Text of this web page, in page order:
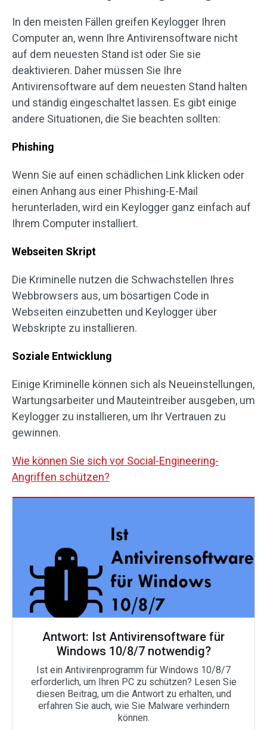
In den meisten Fällen greifen Keylogger Ihren
Computer an, wenn Ihre Antivirensoftware nicht
auf dem neuesten Stand ist oder Sie sie
deaktivieren. Daher müssen Sie Ihre
Antivirensoftware auf dem neuesten Stand halten
und ständig eingeschaltet lassen. Es gibt einige
andere Situationen, die Sie beachten sollten:
Phishing
Wenn Sie auf einen schädlichen Link klicken oder
einen Anhang aus einer Phishing-E-Mail
herunterladen, wird ein Keylogger ganz einfach auf
Ihrem Computer installiert.
Webseiten Skript
Die Kriminelle nutzen die Schwachstellen Ihres
Webbrowsers aus, um bösartigen Code in
Webseiten einzubetten und Keylogger über
Webskripte zu installieren.
Soziale Entwicklung
Einige Kriminelle können sich als Neueinstellungen,
Wartungsarbeiter und Mauteintreiber ausgeben, um
Keylogger zu installieren, um Ihr Vertrauen zu
gewinnen.
Wie können Sie sich vor Social-Engineering-
Angriffen schützen?
Antwort: Ist Antivirensoftware für
Windows 10/8/7 notwendig?
Ist ein Antivirenprogramm für Windows 10/8/7
erforderlich, um Ihren PC zu schützen? Lesen Sie
diesen Beitrag, um die Antwort zu erhalten, und
erfahren Sie auch, wie Sie Malware verhindern
können.